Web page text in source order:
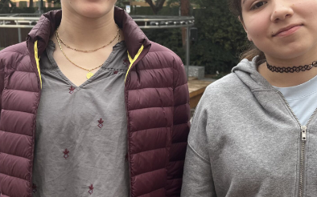
PRÉSENTATION DU LFB
CENTENAIRE DU LFB
TOURS VIRTUELS DU
LFB
ORGANIGRAMME
ORGANIGRAMME
(DIAGRAMME)
L’AGENCE COMPTABLE